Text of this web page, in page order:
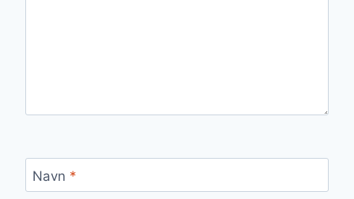
Navn *